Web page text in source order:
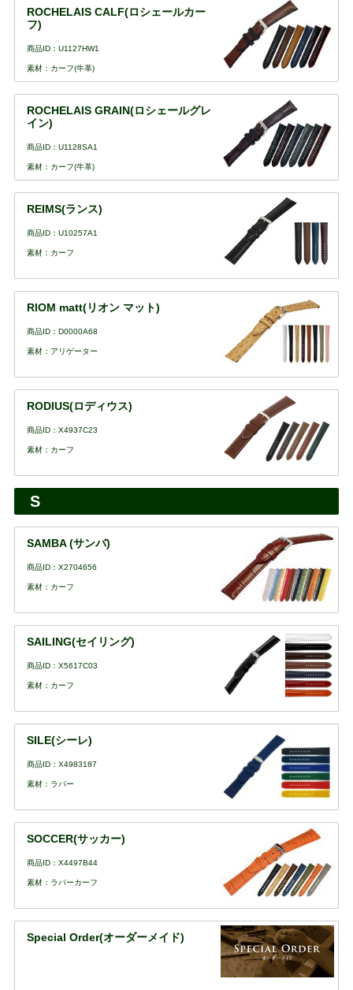
ROCHELAIS CALF(ロシェールカー
フ)
商品ID：U1127HW1
素材：カーフ(牛革)
ROCHELAIS GRAIN(ロシェールグレ
イン)
商品ID：U1128SA1
素材：カーフ(牛革)
REIMS(ランス)
商品ID：U10257A1
素材：カーフ
RIOM matt(リオン マット)
商品ID：D0000A68
素材：アリゲーター
RODIUS(ロディウス)
商品ID：X4937C23
素材：カーフ
S
SAMBA (サンバ)
商品ID：X2704656
素材：カーフ
SAILING(セイリング)
商品ID：X5617C03
素材：カーフ
SILE(シーレ)
商品ID：X4983187
素材：ラバー
SOCCER(サッカー)
商品ID：X4497B44
素材：ラバーカーフ
Special Order(オーダーメイド)